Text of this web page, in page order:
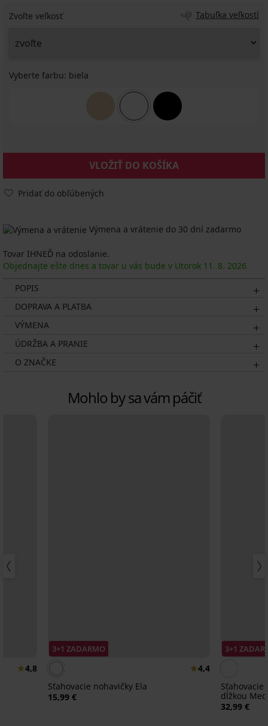
Zvoľte veľkosť Tabuľka veľkostí
Vyberte farbu: biela
VLOŽIŤ DO KOŠÍKA
Pridať do obľúbených
Výmena a vrátenie do 30 dní zadarmo
Tovar IHNEĎ na odoslanie.
Objednajte ešte dnes a tovar u vás bude v Utorok 11. 8. 2026
POPIS
DOPRAVA A PLATBA
VÝMENA
ÚDRŽBA A PRANIE
O ZNAČKE
Mohlo by sa vám páčiť
4,8
3+1 ZADARMO
4,4
Sťahovacie nohavičky Ela
15,99 €
3+1
dĺžkou
32,99 €